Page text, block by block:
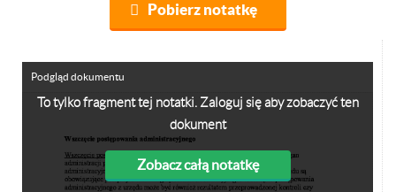
Pobierz notatkę
To tylko fragment tej notatki. Zaloguj się aby zobaczyć ten
dokument
Zobacz całą notatkę
Podgląd dokumentu